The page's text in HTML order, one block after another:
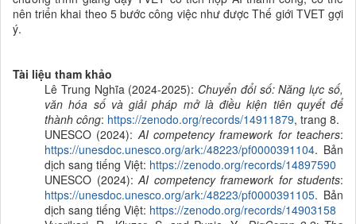
nên triển khai theo 5 bước công việc như được Thế giới TVET gợi
ý.
Tài liệu tham khảo
Lê Trung Nghĩa (2024-2025): Chuyển đổi số: Năng lực số,
văn hóa số và giải pháp mở là điều kiện tiên quyết để
thành công: https://zenodo.org/records/14911879, trang 8.
UNESCO (2024):AI competency framework for teachers:
https://unesdoc.unesco.org/ark:/48223/pf0000391104. Bản
dịch sang tiếng Việt: https://zenodo.org/records/14897590
UNESCO (2024):AI competency framework for students:
https://unesdoc.unesco.org/ark:/48223/pf0000391105. Bản
dịch sang tiếng Việt: https://zenodo.org/records/14903158